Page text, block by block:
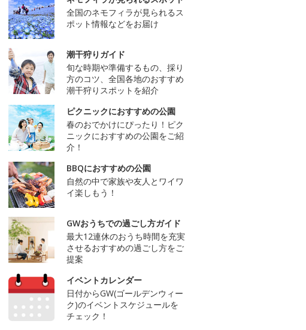
全国のネモフィラが見られるス
ポット情報などをお届け
潮干狩りガイド
旬な時期や準備するもの、採り
方のコツ、全国各地のおすすめ
潮干狩りスポットを紹介
ピクニックにおすすめの公園
春のおでかけにぴったり！ピク
ニックにおすすめの公園をご紹
介！
BBQにおすすめの公園
自然の中で家族や友人とワイワ
イ楽しもう！
GWおうちでの過ごし方ガイド
最大12連休のおうち時間を充実
させるおすすめの過ごし方をご
提案
イベントカレンダー
日付からGW(ゴールデンウィー
ク)のイベントスケジュールを
チェック！